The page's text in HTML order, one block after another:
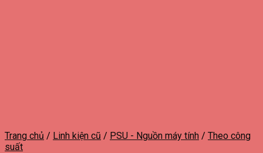
Trang chủ / Linh kiện cũ / PSU - Nguồn máy tính / Theo công
suất